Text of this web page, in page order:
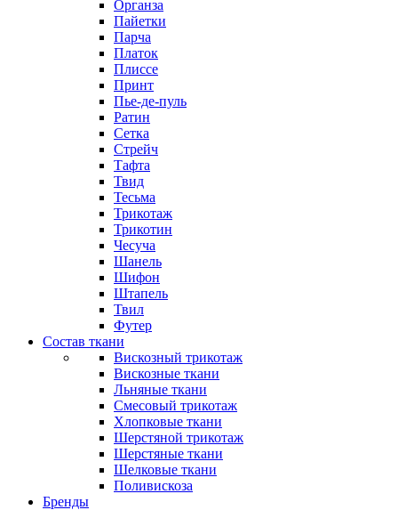
Органза
Пайетки
Парча
Платок
Плиссе
Принт
Пье-де-пуль
Ратин
Сетка
Стрейч
Тафта
Твид
Тесьма
Трикотаж
Трикотин
Чесуча
Шанель
Шифон
Штапель
Твил
Футер
Состав ткани
Вискозный трикотаж
Вискозные ткани
Льняные ткани
Смесовый трикотаж
Хлопковые ткани
Шерстяной трикотаж
Шерстяные ткани
Шелковые ткани
Поливискоза
Бренды